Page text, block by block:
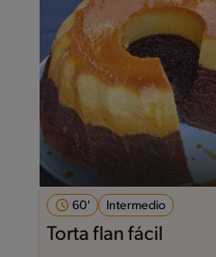
60' Intermedio
Torta flan fácil